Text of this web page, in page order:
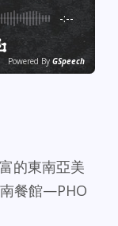
-:--
Powered By GSpeech
的東南亞美
餐館—PHO